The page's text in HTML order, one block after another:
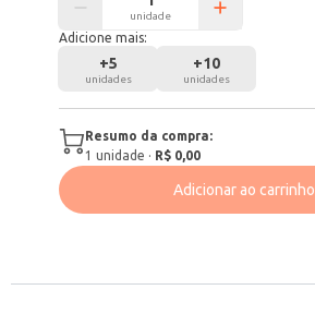
unidade
Adicione mais:
+5
unidades
+10
unidades
Resumo da compra:
1 unidade · R$ 0,00
Adicionar ao carrinho